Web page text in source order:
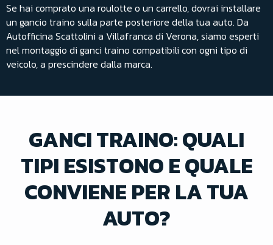
Se hai comprato una roulotte o un carrello, dovrai installare
un gancio traino sulla parte posteriore della tua auto. Da
Autofficina Scattolini a Villafranca di Verona, siamo esperti
nel montaggio di ganci traino compatibili con ogni tipo di
veicolo, a prescindere dalla marca.
GANCI TRAINO: QUALI
TIPI ESISTONO E QUALE
CONVIENE PER LA TUA
AUTO?